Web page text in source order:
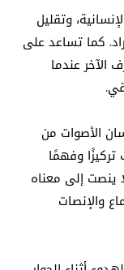
وتقليل
كما تساعد على
الآخر عندما
الأصوات من
وفهمًا
ينصت إلى معناه
والإنصات